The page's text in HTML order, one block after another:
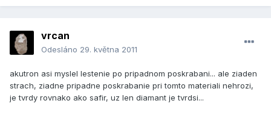
vrcan
Odesláno 29. května 2011
akutron asi myslel lestenie po pripadnom poskrabani... ale ziaden
strach, ziadne pripadne poskrabanie pri tomto materiali nehrozi,
je tvrdy rovnako ako safir, uz len diamant je tvrdsi...